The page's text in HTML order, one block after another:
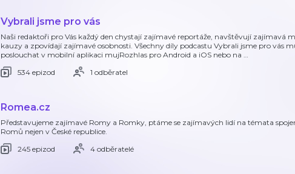
Vybrali jsme pro vás
Naši redaktoři pro Vás každý den chystají zajímavé reportáže, navštěvují zajímavá
kauzy a zpovídají zajímavé osobnosti. Všechny díly podcastu Vybrali jsme pro vás
poslouchat v mobilní aplikaci mujRozhlas pro Android a iOS nebo na …
534 epizod
1 odběratel
Romea.cz
Představujeme zajímavé Romy a Romky, ptáme se zajímavých lidí na témata
Romů nejen v České republice.
245 epizod
4 odběratelé